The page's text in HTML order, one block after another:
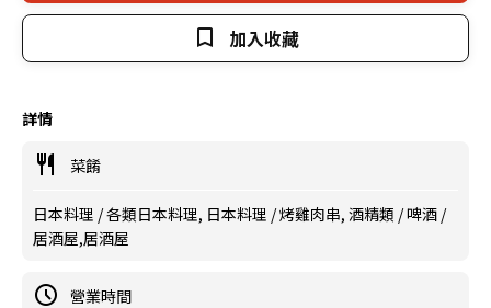
加入收藏
詳情
菜餚
日本料理 / 各類日本料理, 日本料理 / 烤雞肉串, 酒精類 / 啤酒 /
居酒屋,居酒屋
營業時間